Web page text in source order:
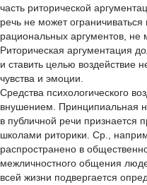
часть риторической
речь не может
рациональных аргументов, не
Риторическая аргументация
и ставить целью воздействие
чувства и эмоции.
Средства психологического
внушением. Принципиальная
в публичной речи признается
школами риторики. Ср.,
распространено в
межличностного общения
всей жизни подвергается